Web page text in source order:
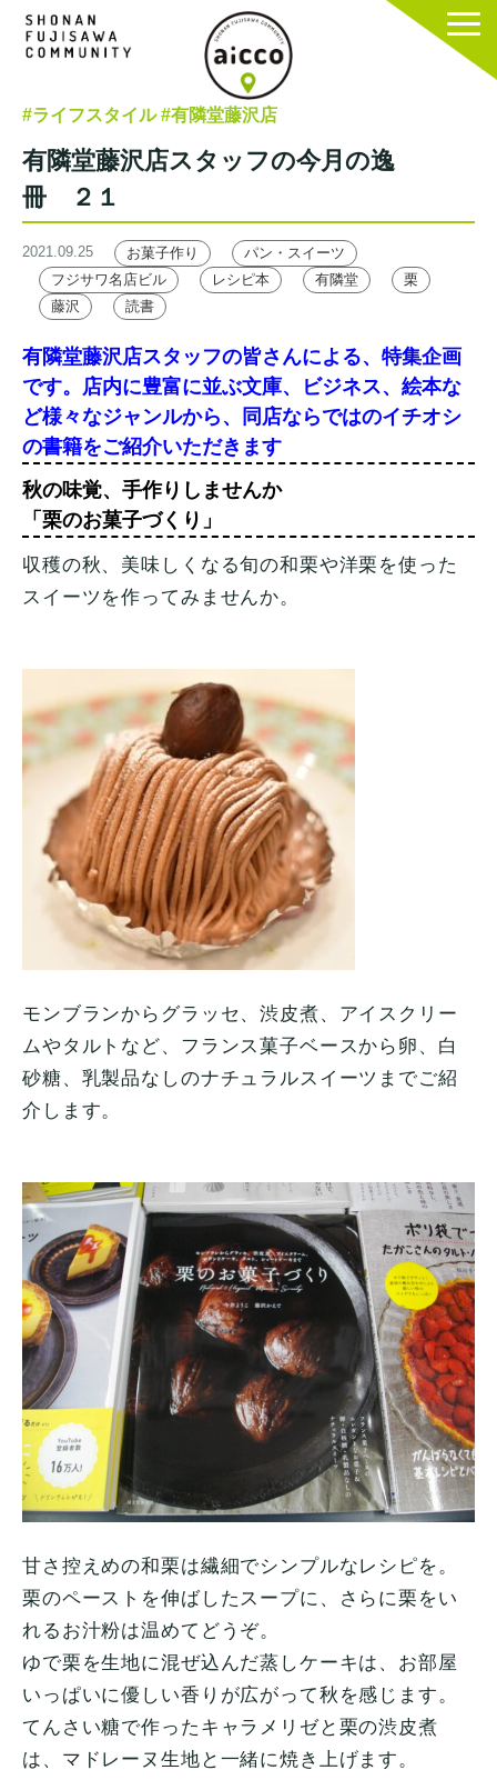
#ライフスタイル #有隣堂藤沢店
有隣堂藤沢店スタッフの今月の逸
冊 ２１
2021.09.25 お菓子作り
パン・スイーツ
フジサワ名店ビル
レシピ本 有隣堂
栗
藤沢
読書
有隣堂藤沢店スタッフの皆さんによる、特集企画
です。店内に豊富に並ぶ文庫、ビジネス、絵本な
ど様々なジャンルから、同店ならではのイチオシ
の書籍をご紹介いただきます
秋の味覚、手作りしませんか
「栗のお菓子づくり」
収穫の秋、美味しくなる旬の和栗や洋栗を使った
スイーツを作ってみませんか。
モンブランからグラッセ、渋皮煮、アイスクリー
ムやタルトなど、フランス菓子ベースから卵、白
砂糖、乳製品なしのナチュラルスイーツまでご紹
介します。
甘さ控えめの和栗は繊細でシンプルなレシピを。
栗のペーストを伸ばしたスープに、さらに栗をい
れるお汁粉は温めてどうぞ。
ゆで栗を生地に混ぜ込んだ蒸しケーキは、お部屋
いっぱいに優しい香りが広がって秋を感じます。
てんさい糖で作ったキャラメリゼと栗の渋皮煮
は、マドレーヌ生地と一緒に焼き上げます。